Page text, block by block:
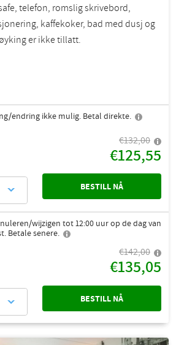
telefon, romslig skrivebord,
kaffekoker, bad med dusj og
er ikke tillatt.
endring ikke mulig. Betal direkte.
€132,00
€125,55
BESTILL NÅ
wijzigen tot 12:00 uur op de dag van
Betale senere.
€142,00
€135,05
BESTILL NÅ